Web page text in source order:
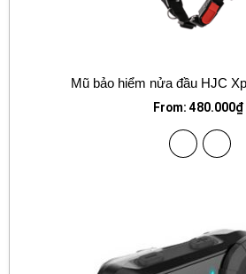
Mũ bảo hiểm nửa đầu HJC
From: 480.000₫